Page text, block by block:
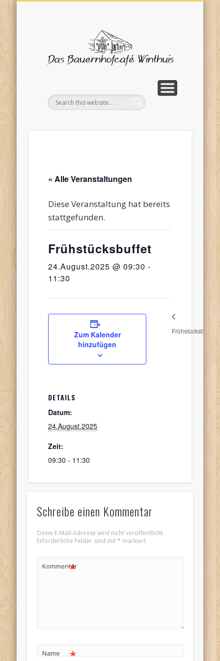
« Alle Veranstaltungen
Diese Veranstaltung hat bereits
stattgefunden.
Frühstücksbuffet
24.August.2025 @ 09:30 -
11:30
Zum Kalender
hinzufügen
DETAILS
Datum:
24.August.2025
Zeit:
09:30 - 11:30
Frühstücksbuffet
Schreibe einen Kommentar
Deine E-Mail-Adresse wird nicht veröffentlicht.
Erforderliche Felder sind mit* markiert
Kommentar
*
Name *